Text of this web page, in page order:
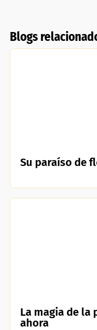
Blogs
Su paraíso de
La magia de la
ahora